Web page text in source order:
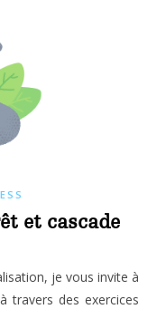
et cascade
travers des exercices